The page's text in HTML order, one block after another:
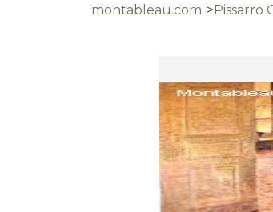
montableau.com Pissarro